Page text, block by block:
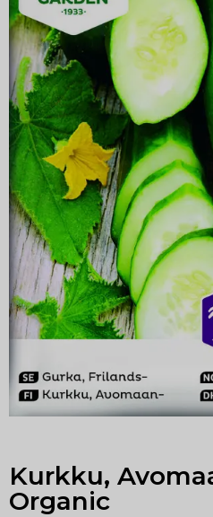
Kurkku,
Organic